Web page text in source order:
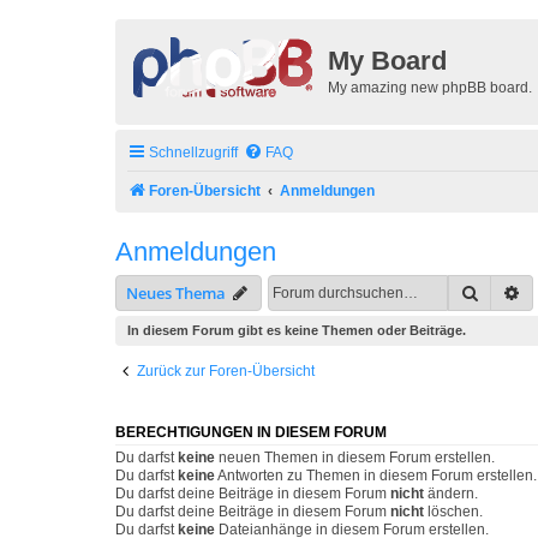
My Board
My amazing new phpBB board.
Schnellzugriff FAQ
Foren-Übersicht Anmeldungen
Anmeldungen
Neues Thema Suche
In diesem Forum gibt es keine Themen oder Beiträge.
Zurück zur Foren-Übersicht
BERECHTIGUNGEN IN DIESEM FORUM
Du darfst keine neuen Themen in diesem Forum erstellen.
Du darfst keineAntworten zu Themen in diesem Forum erstellen.
Du darfst deine Beiträge in diesem Forum nicht ändern.
Du darfst deine Beiträge in diesem Forum nicht löschen.
Du darfst keine Dateianhänge in diesem Forum erstellen.